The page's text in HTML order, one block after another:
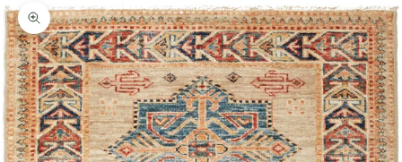
Zoom picture